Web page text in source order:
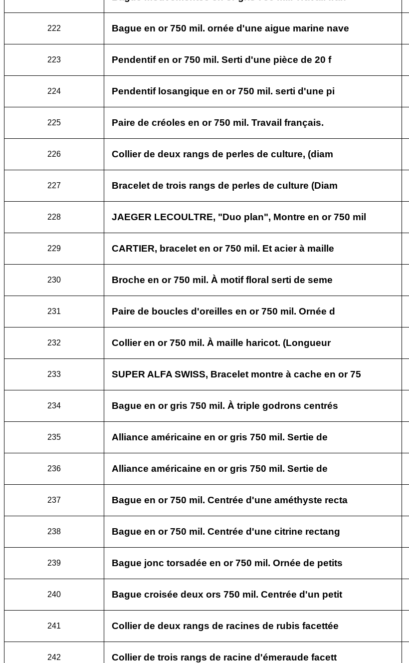
222 Bague en or 750 mil. ornée d'une aigue marine nave
223 Pendentif en or 750 mil. Serti d'une pièce de 20 f
224 Pendentif losangique en or 750 mil. serti d'une pi
225 Paire de créoles en or 750 mil. Travail français.
226 Collier de deux rangs de perles de culture, (diam
227 Bracelet de trois rangs de perles de culture (Diam
228 JAEGER LECOULTRE, "Duo plan", Montre en or 750 mil
229 CARTIER, bracelet en or 750 mil. Et acier à maille
230 Broche en or 750 mil. À motif floral serti de seme
231 Paire de boucles d'oreilles en or 750 mil. Ornée d
232 Collier en or 750 mil. À maille haricot. (Longueur
233 SUPER ALFA SWISS, Bracelet montre à cache en or 75
234 Bague en or gris 750 mil. À triple godrons centrés
235 Alliance américaine en or gris 750 mil. Sertie de
236 Alliance américaine en or gris 750 mil. Sertie de
237 Bague en or 750 mil. Centrée d'une améthyste recta
238 Bague en or 750 mil. Centrée d'une citrine rectang
239 Bague jonc torsadée en or 750 mil. Ornée de petits
240 Bague croisée deux ors 750 mil. Centrée d'un petit
241 Collier de deux rangs de racines de rubis facettée
242 Collier de trois rangs de racine d'émeraude facett